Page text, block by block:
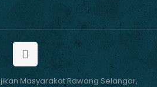
Masyarakat Rawang Selangor,